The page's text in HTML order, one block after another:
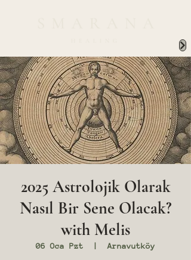
2025 Astrolojik Olarak
Nasıl Bir Sene Olacak?
with Melis
06 Oca Pzt
  |
Arnavutköy